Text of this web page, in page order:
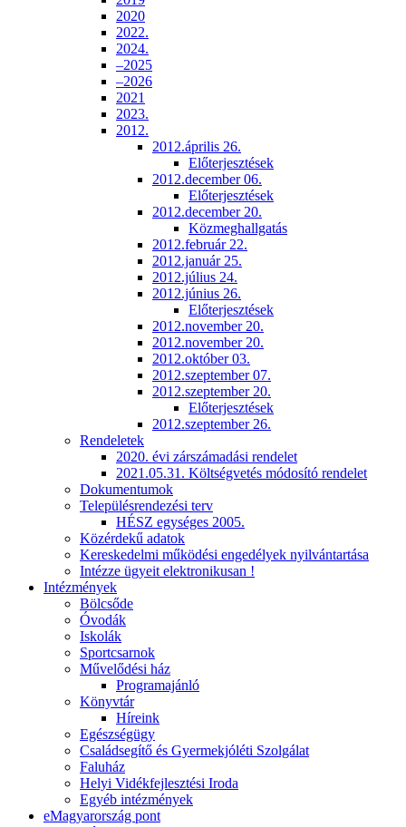
2020
2022.
2024.
–2025
–2026
2021
2023.
2012.
2012.április 26.
Előterjesztések
2012.december 06.
Előterjesztések
2012.december 20.
Közmeghallgatás
2012.február 22.
2012.január 25.
2012.július 24.
2012.június 26.
Előterjesztések
2012.november 20.
2012.november 20.
2012.október 03.
2012.szeptember 07.
2012.szeptember 20.
Előterjesztések
2012.szeptember 26.
Rendeletek
2020. évi zárszámadási rendelet
2021.05.31. Költségvetés módosító rendelet
Dokumentumok
Településrendezési terv
HÉSZ egységes 2005.
Közérdekű adatok
Kereskedelmi működési engedélyek nyilvántartása
Intézze ügyeit elektronikusan !
Intézmények
Bölcsőde
Óvodák
Iskolák
Sportcsarnok
Művelődési ház
Programajánló
Könyvtár
Híreink
Egészségügy
Családsegítő és Gyermekjóléti Szolgálat
Faluház
Helyi Vidékfejlesztési Iroda
Egyéb intézmények
eMagyarország pont